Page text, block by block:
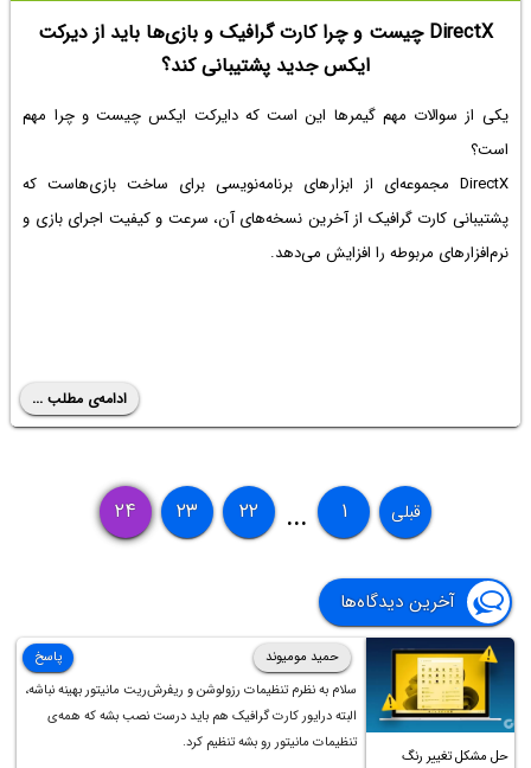
DirectX چیست و چرا کارت گرافیک و بازی‌ها باید از دیرکت
ایکس جدید پشتیبانی کند؟
یکی از سوالات مهم گیمرها این است که دایرکت ایکس چیست و چرا مهم
است؟
DirectX مجموعه‌ای از ابزارهای برنامه‌نویسی برای ساخت بازی‌هاست که
پشتیبانی کارت گرافیک از آخرین نسخه‌های آن، سرعت و کیفیت اجرای بازی و
نرم‌افزارهای مربوطه را افزایش می‌دهد.
ادامه‌ی مطلب ...
قبلی ۱ ... ۲۲ ۲۳ ۲۴
آخرین دیدگاه‌ها
حل مشکل تغییر رنگ
حمید مومیوند
سلام به نظرم تنظیمات رزولوشن و ریفرش‌ریت مانیتور بهینه نباشه،
البته درایور کارت گرافیک هم باید درست نصب بشه که همه‌ی
تنظیمات مانیتور رو بشه تنظیم کرد.
پاسخ